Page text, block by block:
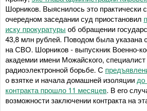
Шорников. Выяснилось это практически
очередном заседании суд приостановил
иску прокуратуры об обращении
43,8 млн рублей. Поводом была указана
на СВО. Шорников - выпускник Военно-
академии имени Можайского,
радиоэлектронной борьбе. С
о взятке и начала домашней изоляции до
контракта прошло 11 месяцев. В его
возможности заключении контракта на